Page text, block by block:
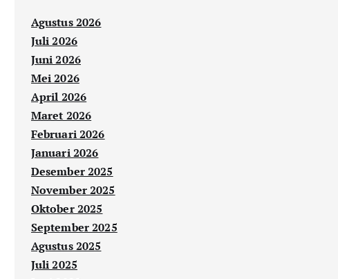
Agustus 2026
Juli 2026
Juni 2026
Mei 2026
April 2026
Maret 2026
Februari 2026
Januari 2026
Desember 2025
November 2025
Oktober 2025
September 2025
Agustus 2025
Juli 2025